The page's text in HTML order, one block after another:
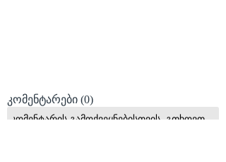
კომენტარები (0)
კომენტარის გამოქვეყნებისთვის, გთხოვთ